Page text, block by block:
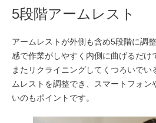
5段階アームレスト
アームレストが外側も含め5段階に調
感で作業がしやすく内側に曲げるだけ
またリクライニングしてくつろいで
ムレストを調整でき、スマートフォ
いのもポイントです。